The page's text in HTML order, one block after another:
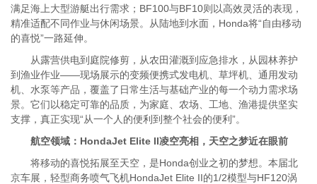
满足海上大型游艇出行需求；BF100与BF10则以高效灵活的表现，
精准适配不同作业与休闲场景。从陆地到水面，Honda将“自由移动
的喜悦”一路延伸。
从露营供电到庭院修剪，从农田灌溉到应急排水，从园林养护
到渔业作业——现场展示的变频便携式发电机、草坪机、通用发动
机、水泵等产品，覆盖了日常生活与基础产业的每一个动力需求场
景。它们以稳定可靠的品质，为家庭、农场、工地、渔港提供坚实
支撑，真正实现“从一个人的便利到整个社会的便利”。
航空领域： HondaJet Elite II凌空亮相，天空之梦近在眼前
将移动的喜悦拓展至天空，是Honda创业之初的梦想。本届北
京车展，轻型商务喷气飞机HondaJet Elite II的1/2模型与HF120涡